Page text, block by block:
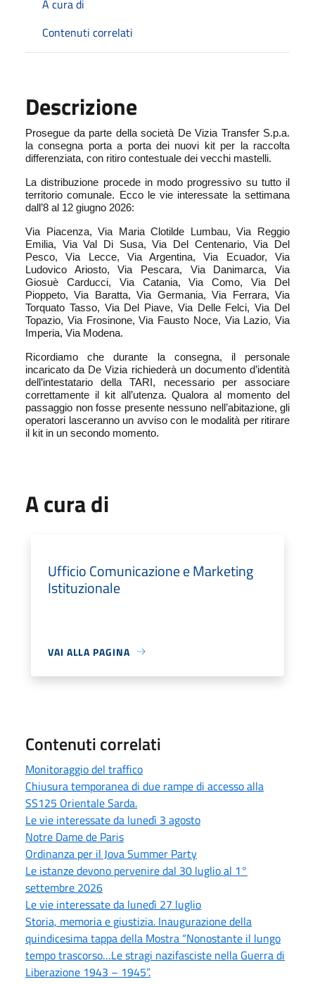
A cura di
Contenuti correlati
Descrizione
Prosegue da parte della società De Vizia Transfer S.p.a.
la consegna porta a porta dei nuovi kit per la raccolta
differenziata, con ritiro contestuale dei vecchi mastelli.
La distribuzione procede in modo progressivo su tutto il
territorio comunale. Ecco le vie interessate la settimana
dall’8 al 12 giugno 2026:
Via Piacenza, Via Maria Clotilde Lumbau, Via Reggio
Emilia, Via Val Di Susa, Via Del Centenario, Via Del
Pesco, Via Lecce, Via Argentina, Via Ecuador, Via
Ludovico Ariosto, Via Pescara, Via Danimarca, Via
Giosuè Carducci, Via Catania, Via Como, Via Del
Pioppeto, Via Baratta, Via Germania, Via Ferrara, Via
Torquato Tasso, Via Del Piave, Via Delle Felci, Via Del
Topazio, Via Frosinone, Via Fausto Noce, Via Lazio, Via
Imperia, Via Modena.
Ricordiamo che durante la consegna, il personale
incaricato da De Vizia richiederà un documento d’identità
dell’intestatario della TARI, necessario per associare
correttamente il kit all’utenza. Qualora al momento del
passaggio non fosse presente nessuno nell’abitazione, gli
operatori lasceranno un avviso con le modalità per ritirare
il kit in un secondo momento.
A cura di
Ufficio Comunicazione e Marketing
Istituzionale
VAI ALLA PAGINA
Contenuti correlati
Monitoraggio del traffico
Chiusura temporanea di due rampe di accesso alla
SS125 Orientale Sarda.
Le vie interessate da lunedì 3 agosto
Notre Dame de Paris
Ordinanza per il Jova Summer Party
Le istanze devono pervenire dal 30 luglio al 1°
settembre 2026
Le vie interessate da lunedì 27 luglio
Storia, memoria e giustizia. Inaugurazione della
quindicesima tappa della Mostra “Nonostante il lungo
tempo trascorso…Le stragi nazifasciste nella Guerra di
Liberazione 1943 – 1945”.